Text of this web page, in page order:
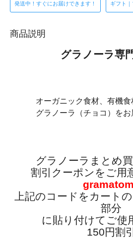
発送中！すぐにお届けできます！ ギフト
商品説明
グラノーラ専
オーガニック食材、有機
グラノーラ（チョコ）をお
グラノーラまとめ
割引クーポンをご用
上記のコードをカート
部分
に貼り付けてご使
150円割引